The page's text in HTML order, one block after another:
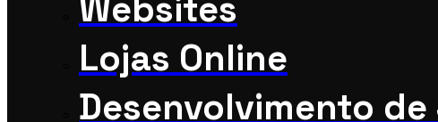
Websites
Lojas Online
Desenvolvimento